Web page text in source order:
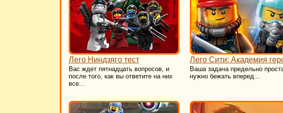
Лего Ниндзяго тест
Вас ждет пятнадцать вопросов, и
после того, как вы ответите на них
все...
Лего Сити: Академия
Ваша задача предельно
нужно бежать вперед...